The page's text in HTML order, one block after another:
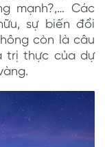
mạnh?,… Các
sự biến đổi
còn là câu
trị thực của dự